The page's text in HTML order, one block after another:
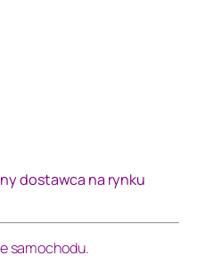
dostawca na rynku
samochodu.